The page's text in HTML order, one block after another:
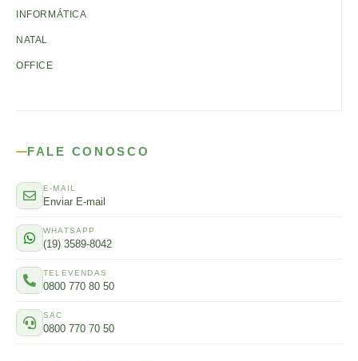
INFORMÁTICA
NATAL
OFFICE
FALE CONOSCO
E-MAIL
Enviar E-mail
WHATSAPP
(19) 3589-8042
TELEVENDAS
0800 770 80 50
SAC
0800 770 70 50